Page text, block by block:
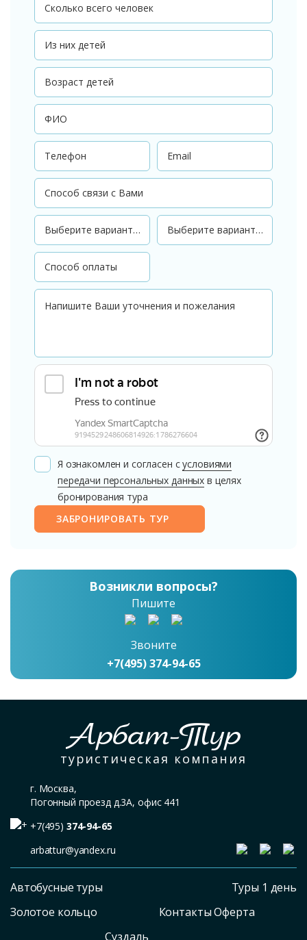
Я ознакомлен и согласен сусловиями
передачи персональных данных в целях
бронирования тура
ЗАБРОНИРОВАТЬ ТУР
Возникли вопросы?
Пишите
Звоните
+7(495) 374-94-65
Арбат-Тур
туристическая компания
г. Москва,
Погонный проезд д.3А, офис 441
+7(495) 374-94-65
arbattur@yandex.ru
Автобусные туры
Золотое кольцо
Суздаль
Туры 1 день
Контакты Оферта